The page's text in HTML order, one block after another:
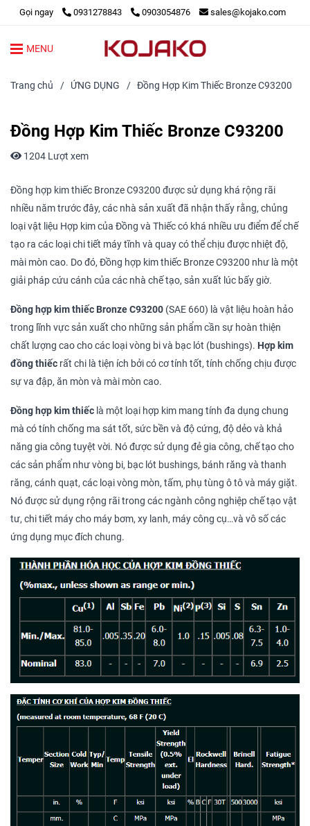
Gọi ngay 0931278843 0903054876 sales@kojako.com
MENU
Trang chủ / ỨNG DỤNG / Đồng Hợp Kim Thiếc Bronze C93200
Đồng Hợp Kim Thiếc Bronze C93200
1204 Lượt xem
Đồng hợp kim thiếc Bronze C93200 được sử dụng khá rộng rãi
nhiều năm trước đây, các nhà sản xuất đã nhận thấy rằng, chủng
loại vật liệu Hợp kim của Đồng và Thiếc có khá nhiều ưu điểm để chế
tạo ra các loại chi tiết máy tĩnh và quay có thể chịu được nhiệt độ,
mài mòn cao. Do đó, Đồng hợp kim thiếc Bronze C93200 như là một
giải pháp cứu cánh của các nhà chế tạo, sản xuất lúc bấy giờ.
Đồng hợp kim thiếc Bronze C93200 (SAE 660) là vật liệu hoàn hảo
trong lĩnh vực sản xuất cho những sản phẩm cần sự hoàn thiện
chất lượng cao cho các loại vòng bi và bạc lót (bushings). Hợp kim
đồng thiếc rất chi là tiện ích bởi có cơ tính tốt, tính chống chịu được
sự va đập, ăn mòn và mài mòn cao.
Đồng hợp kim thiếc là một loại hợp kim mang tính đa dụng chung
mà có tính chống ma sát tốt, sức bền và độ cứng, độ dẻo và khả
năng gia công tuyệt vời. Nó được sử dụng đẻ gia công, chế tạo cho
các sản phẩm như vòng bi, bạc lót bushings, bánh răng và thanh
răng, cánh quạt, các loại vòng mòn, tấm, phụ tùng ô tô và máy giặt.
Nó được sử dụng rộng rãi trong các ngành công nghiệp chế tạo vật
tư, chi tiết máy cho máy bơm, xy lanh, máy công cụ…và vô số các
ứng dụng mục đích chung.